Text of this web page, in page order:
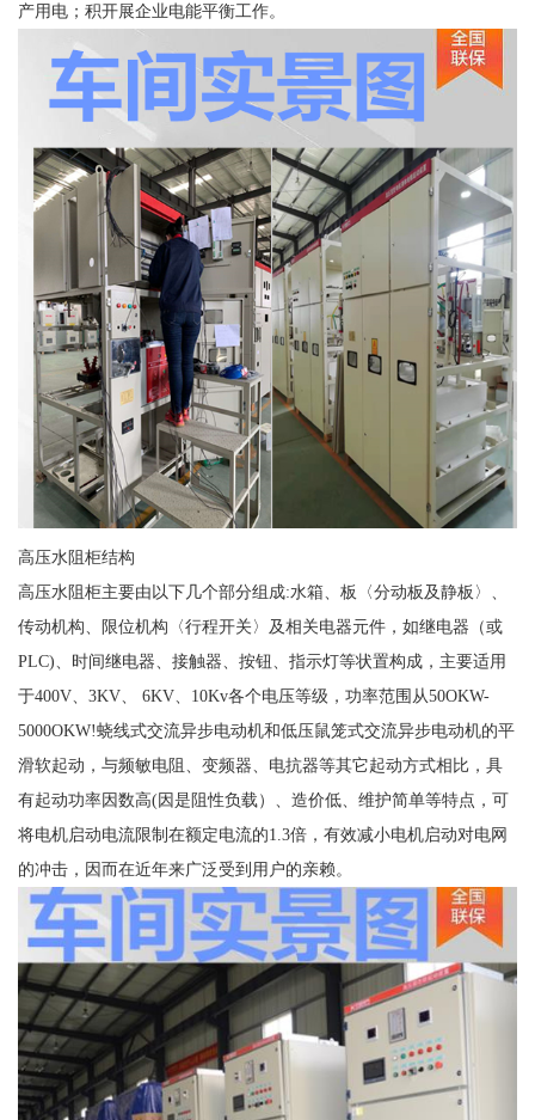
产用电；积开展企业电能平衡工作。
高压水阻柜结构
高压水阻柜主要由以下几个部分组成:水箱、板〈分动板及静板〉、
传动机构、限位机构〈行程开关〉及相关电器元件，如继电器（或
PLC)、时间继电器、接触器、按钮、指示灯等状置构成，主要适用
于400V、3KV、 6KV、10Kv各个电压等级，功率范围从50OKW-
5000OKW!蛲线式交流异步电动机和低压鼠笼式交流异步电动机的平
滑软起动，与频敏电阻、变频器、电抗器等其它起动方式相比，具
有起动功率因数高(因是阻性负载）、造价低、维护简单等特点，可
将电机启动电流限制在额定电流的1.3倍，有效减小电机启动对电网
的冲击，因而在近年来广泛受到用户的亲赖。